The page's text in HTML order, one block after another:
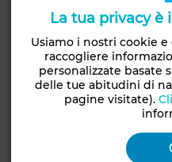
La tua privacy è
Usiamo i nostri cookie
raccogliere
personalizzate basate
delle tue abitudini di
pagine visitate).